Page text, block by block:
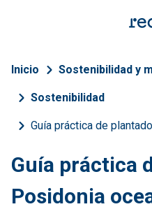
Inicio Sostenibilidad y
Sostenibilidad
Guía práctica de
Guía práctica
Posidonia